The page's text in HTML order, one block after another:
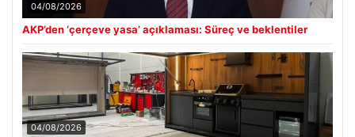
04/08/2026
AKP’den ‘çerçeve yasa’ açıklaması: Süreç ve beklentiler
04/08/2026